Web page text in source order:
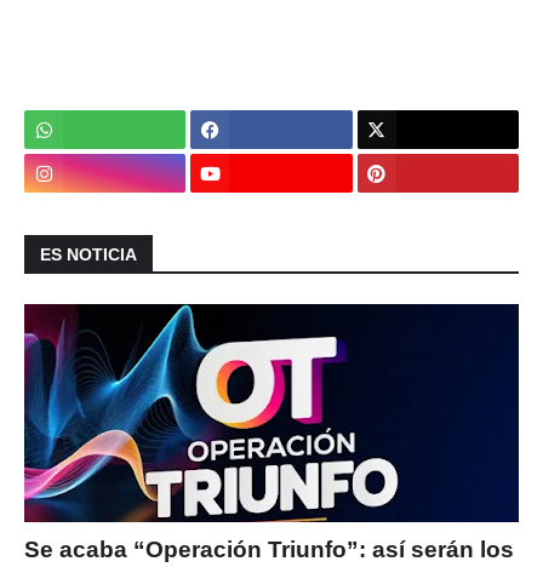
ES NOTICIA
Se acaba “Operación Triunfo”: así serán los